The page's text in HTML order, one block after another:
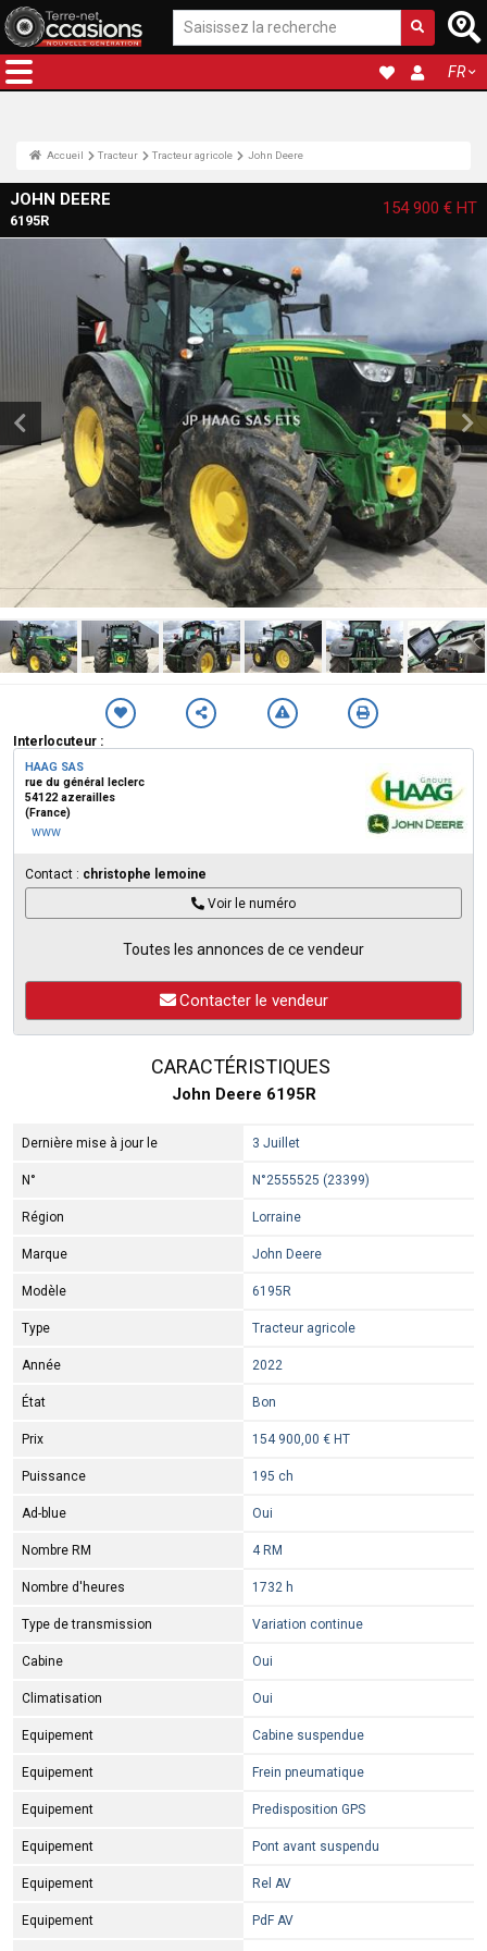
FR
Accueil Tracteur Tracteur agricole John Deere
JOHN DEERE
6195R
154 900 € HT
Interlocuteur :
HAAG SAS
rue du général leclerc
54122 azerailles
(France)
www
Contact : christophe lemoine
Voir le numéro
Toutes les annonces de ce vendeur
Contacter le vendeur
CARACTÉRISTIQUES
John Deere 6195R
Dernière mise à jour le 3 Juillet
N° N°2555525 (23399)
Région Lorraine
Marque John Deere
Modèle 6195R
Type Tracteur agricole
Année 2022
État Bon
Prix 154 900,00 € HT
Puissance 195 ch
Ad-blue Oui
Nombre RM 4 RM
Nombre d'heures 1732 h
Type de transmission Variation continue
Cabine Oui
Climatisation Oui
Equipement Cabine suspendue
Equipement Frein pneumatique
Equipement Predisposition GPS
Equipement Pont avant suspendu
Equipement Rel AV
Equipement PdF AV